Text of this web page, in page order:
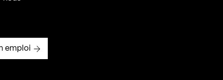
emploi